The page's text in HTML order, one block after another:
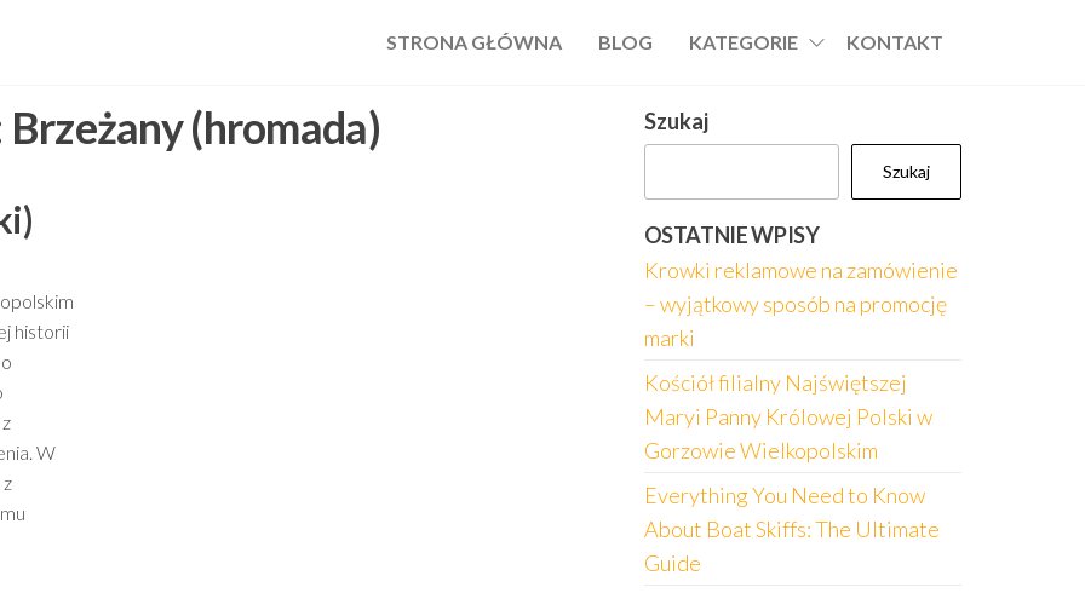
STRONA GŁÓWNA BLOG KATEGORIE KONTAKT
Brzeżany (hromada)
historii
W
Szukaj
Szukaj
OSTATNIE WPISY
Krowki reklamowe na zamówienie
– wyjątkowy sposób na promocję
marki
Kościół filialny Najświętszej
Maryi Panny Królowej Polski w
Gorzowie Wielkopolskim
Everything You Need to Know
About Boat Skiffs: The Ultimate
Guide